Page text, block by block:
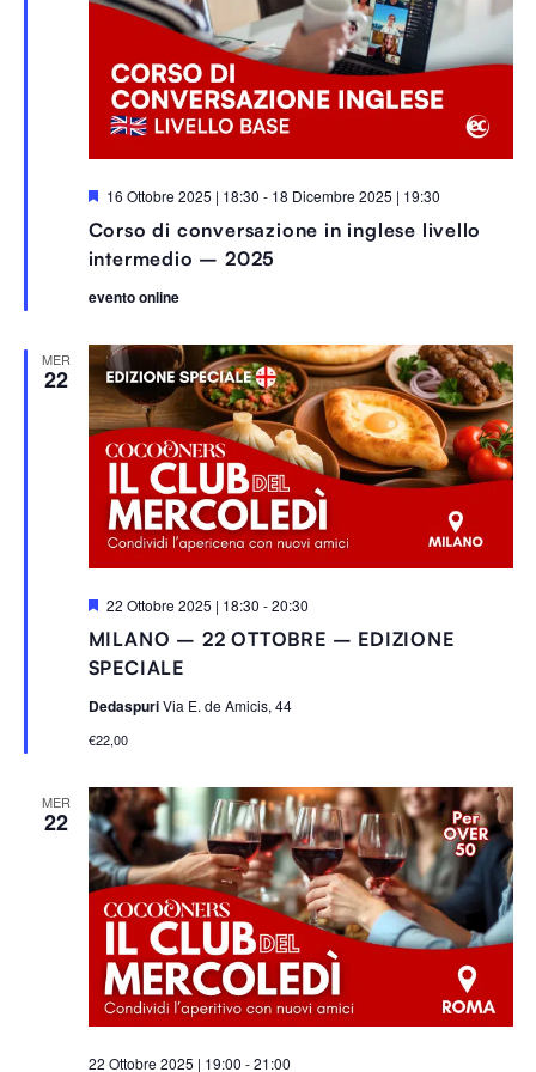
Corso di conversazione in inglese livello
intermedio – 2025
S
g
n
a
l
a
i
16 Ottobre 2025 | 18:30 - 18 Dicembre 2025 | 19:30
evento online
MER
22
MILANO – 22 OTTOBRE – EDIZIONE
SPECIALE
S
g
n
l
a
t
22 Ottobre 2025 | 18:30 -20:30
DedaspuriVia E. de Amicis, 44
€22,00
MER
22
22 Ottobre 2025 | 19:00 -21:00